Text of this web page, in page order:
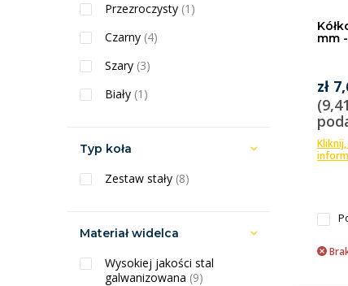
mm
zł
Przezroczysty (1)
Czarny (4)
Szary (3)
Biały (1)
Typ koła
Zestaw stały (8)
Materiał widelca
Wysokiej jakości stal
galwanizowana (9)